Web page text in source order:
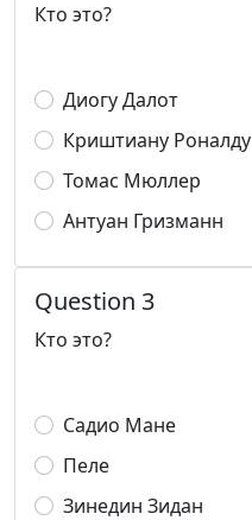
Кто это?
Диогу Далот
Криштиану Роналду
Томас Мюллер
Антуан Гризманн
Question 3
Кто это?
Садио Мане
Пеле
Зинедин Зидан